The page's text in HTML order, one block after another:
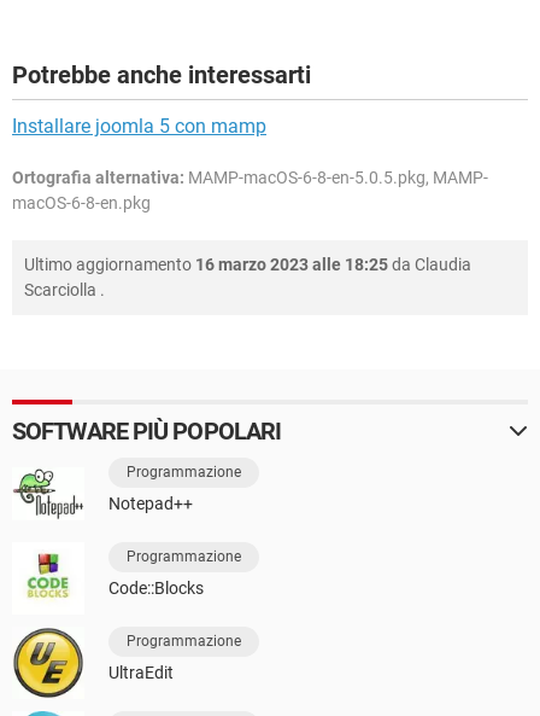
Potrebbe anche interessarti
Installare joomla 5 con mamp
Ortografia alternativa: MAMP-macOS-6-8-en-5.0.5.pkg, MAMP-
macOS-6-8-en.pkg
Ultimo aggiornamento 16 marzo 2023 alle 18:25da Claudia
Scarciolla .
SOFTWARE PIÙ POPOLARI
Programmazione
Notepad++
Programmazione
Code::Blocks
Programmazione
UltraEdit